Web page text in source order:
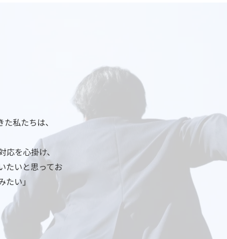
私たちは、
を心掛け、
たいと思ってお
い」